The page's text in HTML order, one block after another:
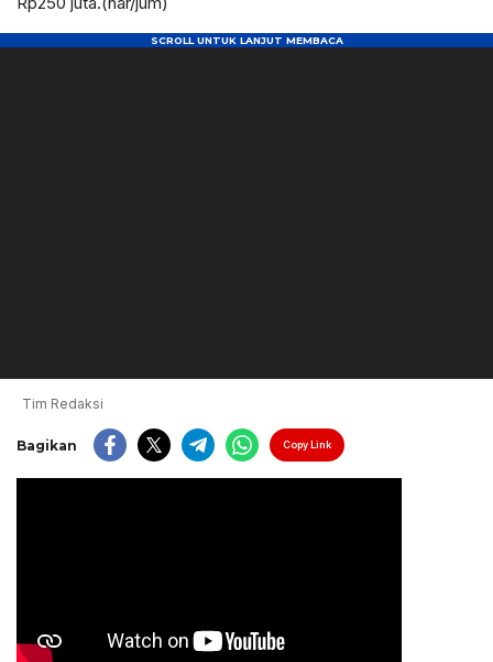
Tim Redaksi
Bagikan Copy Link